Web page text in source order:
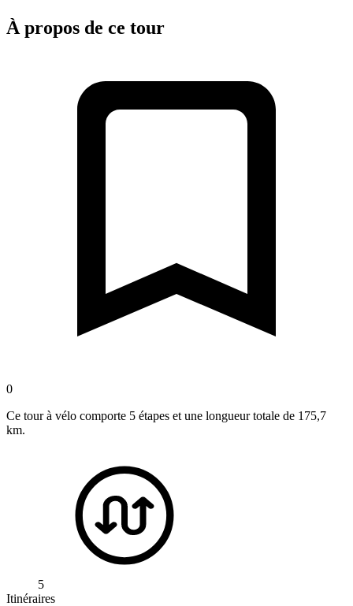
À propos de ce tour
0
Ce tour à vélo comporte 5 étapes et une longueur totale de 175,7
km.
5
Itinéraires